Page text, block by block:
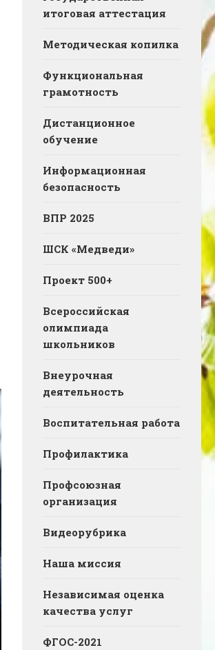
итоговая аттестация
Методическая копилка
Функциональная
грамотность
Дистанционное
обучение
Информационная
безопасность
ВПР 2025
ШСК «Медведи»
Проект 500+
Всероссийская
олимпиада
школьников
Внеурочная
деятельность
Воспитательная работа
Профилактика
Профсоюзная
организация
Видеорубрика
Наша миссия
Независимая оценка
качества услуг
ФГОС-2021